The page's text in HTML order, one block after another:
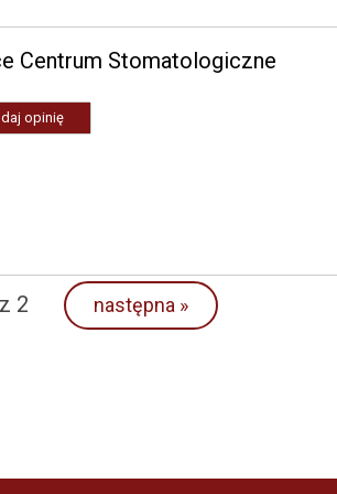
Centrum Stomatologiczne
opinię
z 2 następna »